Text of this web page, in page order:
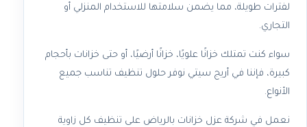
لفترات طويلة، مما يضمن سلامتها للاستخدام المنزلي أو
التجاري.
سواء كنت تمتلك خزانًا علويًا، خزانًا أرضيًا، أو حتى خزانات بأحجام
كبيرة، فإننا في أريج سيتي نوفر حلول تنظيف تناسب جميع
الأنواع.
نعمل في شركة عزل خزانات بالرياض على تنظيف كل زاوية